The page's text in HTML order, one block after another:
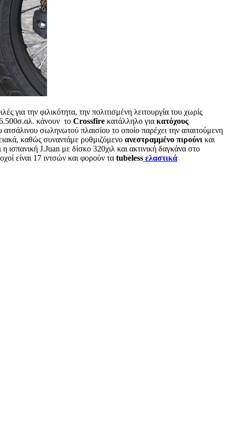
για την φιλικότητα, την πολιτισμένη λειτουργία του χωρίς
6.500σ.αλ. κάνουν το Crossfire κατάλληλο για κατόχους
σωληνωτού πλαισίου το οποίο παρέχει την απαιτούμενη
καθώς συναντάμε ρυθμιζόμενο ανεστραμμένο πιρούνι και
ισπανική J.Juan με δίσκο 320χιλ και ακτινική δαγκάνα στο
είναι 17 ιντσών και φορούν τα tubeless ελαστικά